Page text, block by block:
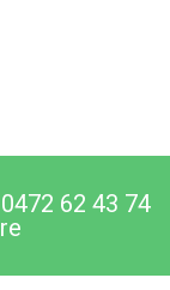
62 43 74